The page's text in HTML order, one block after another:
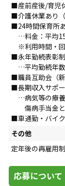
■産前産後/育児
■介護休業あり（
■24時間保育所
…料金：平均
※利用時間・回
■永年勤続表彰制
…平均勤続年数
■職員互助会（新
■長期収入サポー
…病気等の療養
傷病手当金と
■車通勤・バイク
その他
定年後の再雇用
応募について